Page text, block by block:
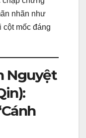
nhãn như
cột mốc đáng
Nguyệt